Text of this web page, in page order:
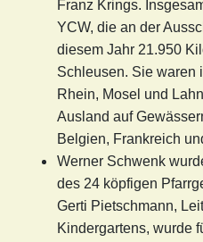
Franz Krings.
YCW, die an der
diesem Jahr 21.950
Schleusen. Sie waren
Rhein, Mosel und
Ausland auf
Belgien, Frankreich
Werner Schwenk
des 24 köpfigen
Gerti Pietschmann,
Kindergartens, wurde